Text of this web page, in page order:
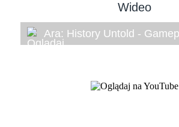
Wideo
Ara: History Untold -